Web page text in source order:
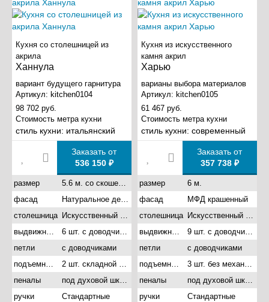
Кухня со столешницей из
акрила
Ханнула
вариант будущего гарнитура
Артикул: kitchen0104
98 702 руб.
Стоимость метра кухни
стиль кухни: итальянский
Заказать от
536 150 ₽
размер
5.6 м. со скошенными углами
фасад
Натуральное дерево
столешница
Искусственный камень акрил
выдвижные ящики
6 шт. с доводчиками
петли
с доводчиками
подъемные механизмы
2 шт. складной подъемник
пеналы
под духовой шкаф
ручки
Стандартные
Кухня из искусственного
камня акрил
Харью
варианы выбора материалов
Артикул: kitchen0105
61 467 руб.
Стоимость метра кухни
стиль кухни: современный
Заказать от
357 738 ₽
размер
6 м.
фасад
МФД крашенный
столешница
Искусственный камень акрил
выдвижные ящики
9 шт. с доводчиками
петли
с доводчиками
подъемные механизмы
3 шт. без механизма
пеналы
под духовой шкаф
ручки
Стандартные